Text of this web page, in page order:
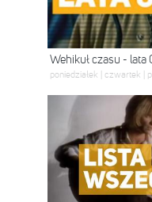
Wehikuł czasu - lata
poniedziałek | czwartek |